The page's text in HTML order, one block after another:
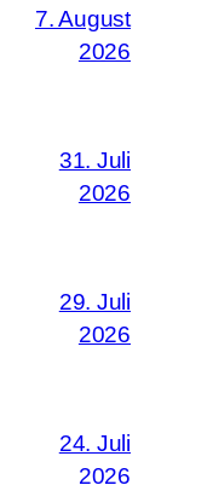
7. August
2026
31. Juli
2026
29. Juli
2026
24. Juli
2026